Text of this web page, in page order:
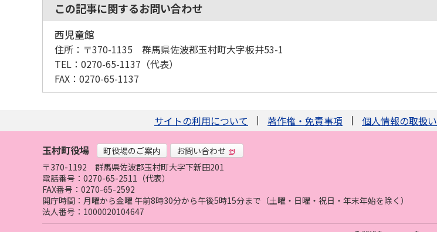
この記事に関するお問い合わせ
西児童館
住所： 〒370-1135 群馬県佐波郡玉村町大字板井53-1
TEL： 0270-65-1137 （代表）
FAX： 0270-65-1137
サイトの利用について 著作権・免責事項 個人情報の取扱い
玉村町役場 町役場のご案内
お問い合わせ
〒370-1192
群馬県佐波郡玉村町大字下新田201
電話番号：0270-65-2511（代表）
FAX番号：0270-65-2592
開庁時間：月曜から金曜 午前8時30分から午後5時15分まで（土曜・日曜・祝日・年末年始を除く）
法人番号：1000020104647